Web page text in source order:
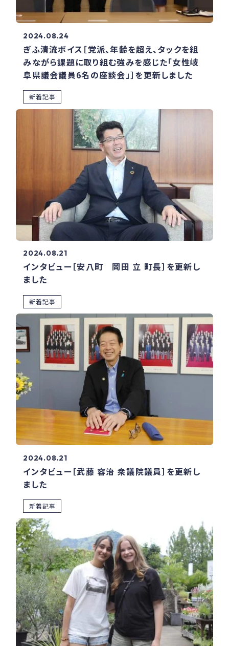
2024.08.24
ぎふ清流ボイス［党派、年齢を超え、タックを組
みながら課題に取り組む強みを感じた「女性岐
阜県議会議員6名の座談会」］を更新しました
新着記事
2024.08.21
インタビュー［安八町 岡田 立 町長］を更新し
ました
新着記事
2024.08.21
インタビュー［武藤 容治 衆議院議員］を更新し
ました
新着記事